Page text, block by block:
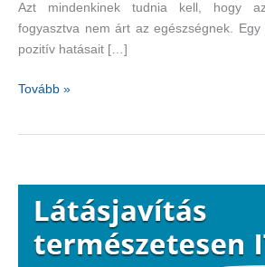
Azt mindenkinek tudnia kell, hogy
fogyasztva nem árt az egészségnek.
pozitív hatásait […]
Ne
Tovább »